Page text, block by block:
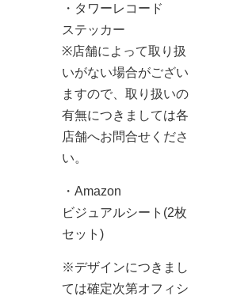
・タワーレコード
ステッカー
※店舗によって取り扱
いがない場合がござい
ますので、取り扱いの
有無につきましては各
店舗へお問合せくださ
い。
・Amazon
ビジュアルシート(2枚
セット)
※デザインにつきまし
ては確定次第オフィシ